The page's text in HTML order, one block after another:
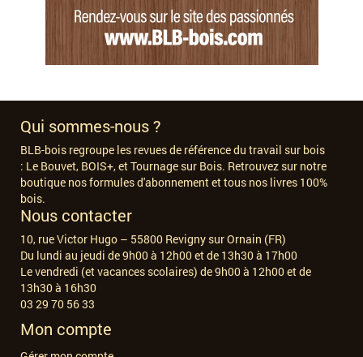
Qui sommes-nous ?
BLB-bois regroupe les revues de référence du travail sur bois
: Le Bouvet, BOIS+, et Tournage sur Bois. Retrouvez sur notre
boutique nos formules d'abonnement et tous nos livres 100%
bois.
Nous contacter
10, rue Victor Hugo – 55800 Revigny sur Ornain (FR)
Du lundi au jeudi de 9h00 à 12h00 et de 13h30 à 17h00
Le vendredi (et vacances scolaires) de 9h00 à 12h00 et de
13h30 à 16h30
03 29 70 56 33
Mon compte